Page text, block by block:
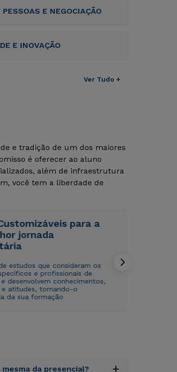
PESSOAS E NEGOCIAÇÃO
E INOVAÇÃO
Ver Tudo +
e tradição de um dos maiores
é oferecer ao aluno
além de infraestrutura
você tem a liberdade de
para a
jornada
estudos que consideram os
e profissionais de
desenvolvem conhecimentos,
e atitudes, tornando-o
da sua formação
da presencial? +
WhatsApp
de acordo com aPolítica de Privacidade.
que meus dados sejam utilizados para o
de conteúdos da Cruzeiro do Sul.
WhatsApp
de acordo com aPolítica de Privacidade.
que meus dados sejam utilizados para o
de conteúdos da Cruzeiro do Sul.